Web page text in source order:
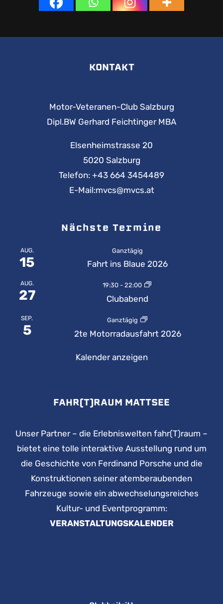
KONTAKT
Motor-Veteranen-Club Salzburg
Dipl.BW Gerhard Feichtinger MBA
Elsenheimstrasse 20
5020 Salzburg
Telefon: +43 664 3454489
E-Mail:mvcs@mvcs.at
Nächste Termine
AUG.
15
Ganztägig
Fahrt ins Blaue 2026
AUG.
27
19:30 - 22:00
Clubabend
SEP.
5
Ganztägig
2te Motorradausfahrt 2026
Kalender anzeigen
FAHR(T)RAUM MATTSEE
Unser Partner – die Erlebniswelten fahr(T)raum –
bietet eine tolle interaktive Ausstellung rund um
die Geschichte von Ferdinand Porsche und die
Konstruktionen seiner atemberaubenden
Fahrzeuge sowie ein abwechselungsreiches
Kultur- und Eventprogramm:
VERANSTALTUNGSKALENDER